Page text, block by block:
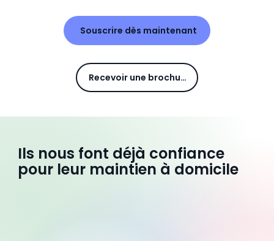
Souscrire dès maintenant
Recevoir une brochure
Ils nous font déjà confiance
pour leur maintien à domicile